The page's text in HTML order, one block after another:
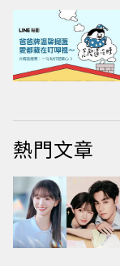
熱門文章